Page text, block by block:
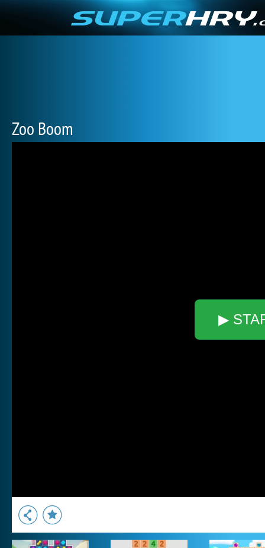
Zoo Boom
▶